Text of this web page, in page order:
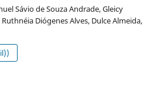
Sávio de Souza Andrade, Gleicy
Diógenes Alves, Dulce Almeida,